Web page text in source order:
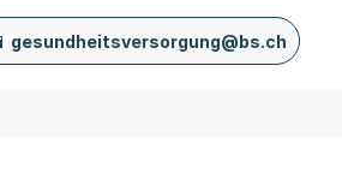
gesundheitsversorgung@bs.ch